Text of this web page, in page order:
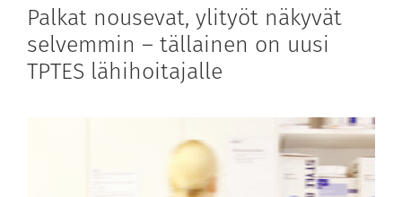
Palkat nousevat, ylityöt näkyvät
selvemmin – tällainen on uusi
TPTES lähihoitajalle